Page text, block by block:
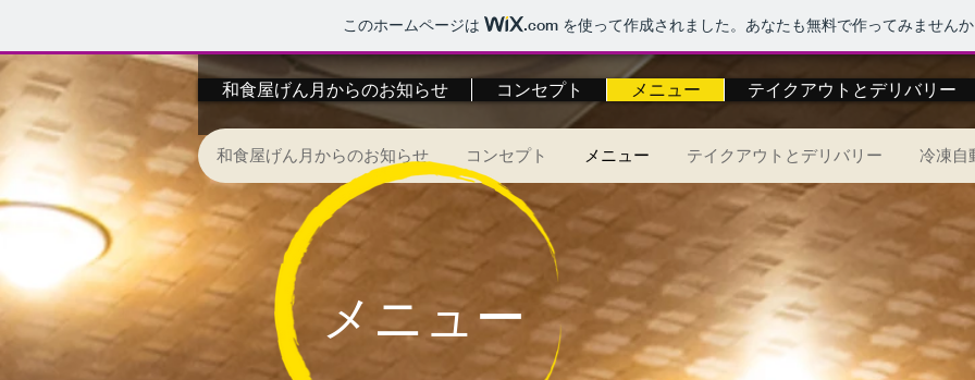
このホームページは .com を使って作成されました。あなたも無料で作ってみません
和食屋げん月からのお知らせ コンセプト メニュー テイクアウトとデリバリー
和食屋げん月からのお知らせ コンセプト メニュー テイクアウトとデリバリー 冷凍自
メニュー